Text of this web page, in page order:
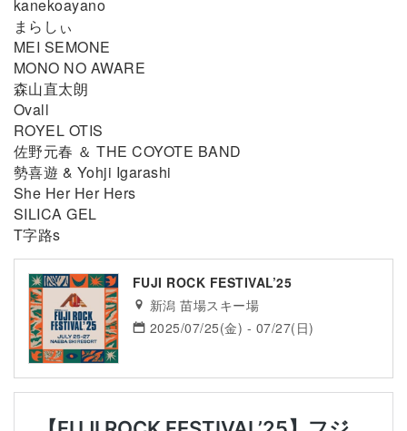
kanekoayano
まらしぃ
MEI SEMONE
MONO NO AWARE
森山直太朗
Ovall
ROYEL OTIS
佐野元春 ＆ THE COYOTE BAND
勢喜遊 & Yohji Igarashi
She Her Her Hers
SILICA GEL
T字路s
FUJI ROCK FESTIVAL’25
新潟 苗場スキー場
2025/07/25(金) - 07/27(日)